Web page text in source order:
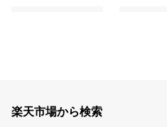
楽天市場から検索